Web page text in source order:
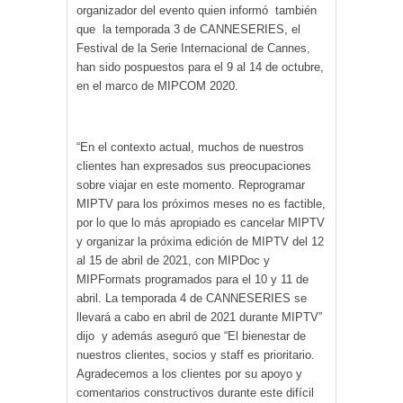
organizador del evento quien informó también
que la temporada 3 de CANNESERIES, el
Festival de la Serie Internacional de Cannes,
han sido pospuestos para el 9 al 14 de octubre,
en el marco de MIPCOM 2020.
“En el contexto actual, muchos de nuestros
clientes han expresados sus preocupaciones
sobre viajar en este momento. Reprogramar
MIPTV para los próximos meses no es factible,
por lo que lo más apropiado es cancelar MIPTV
y organizar la próxima edición de MIPTV del 12
al 15 de abril de 2021, con MIPDoc y
MIPFormats programados para el 10 y 11 de
abril. La temporada 4 de CANNESERIES se
llevará a cabo en abril de 2021 durante MIPTV”
dijo y además aseguró que “El bienestar de
nuestros clientes, socios y staff es prioritario.
Agradecemos a los clientes por su apoyo y
comentarios constructivos durante este difícil